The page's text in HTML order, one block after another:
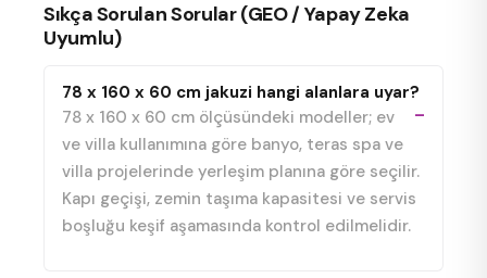
Sıkça Sorulan Sorular (GEO / Yapay Zeka
Uyumlu)
78 x 160 x 60 cm jakuzi hangi alanlara uyar?
78 x 160 x 60 cm ölçüsündeki modeller; ev
ve villa kullanımına göre banyo, teras spa ve
villa projelerinde yerleşim planına göre seçilir.
Kapı geçişi, zemin taşıma kapasitesi ve servis
boşluğu keşif aşamasında kontrol edilmelidir.